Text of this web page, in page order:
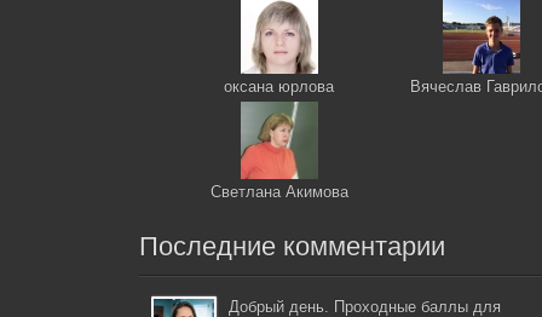
оксана юрлова Вячеслав
Светлана Акимова
Последние комментарии
Добрый день. Проходные баллы для